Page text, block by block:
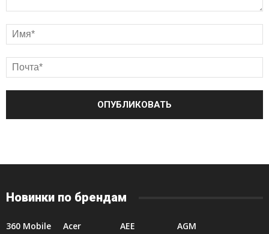
Новинки по брендам
360 Mobile Acer AEE
AGM